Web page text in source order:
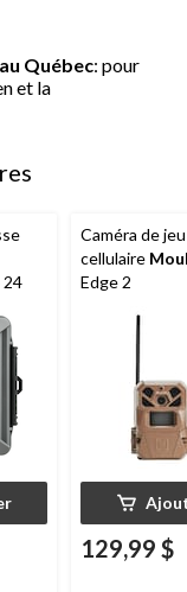
Québec: pour
et la
24
Caméra de jeu
cellulaire
Edge 2
129,99 $